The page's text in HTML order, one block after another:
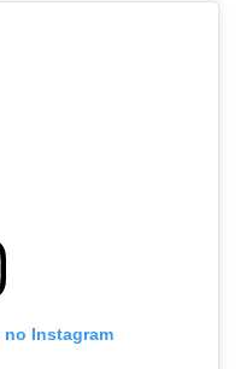
no Instagram